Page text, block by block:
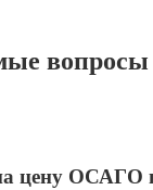
вопросы
цену ОСАГО